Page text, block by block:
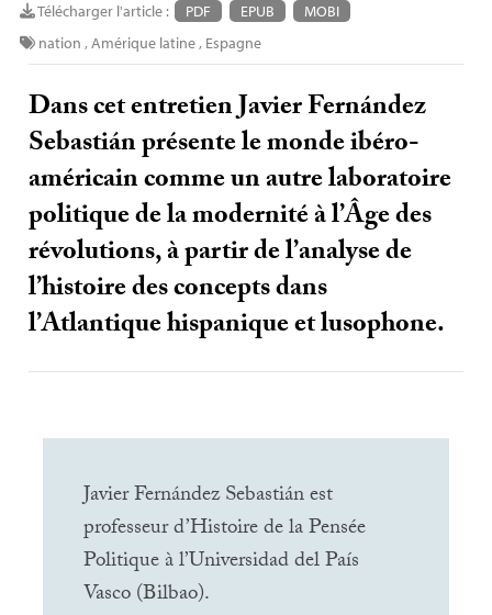
Télécharger l'article : PDF EPUB
MOBI
nation ,Amérique latine, Espagne
Dans cet entretien Javier Fernández
Sebastián présente le monde ibéro-
américain comme un autre laboratoire
politique de la modernité à l’Âge des
révolutions, à partir de l’analyse de
l’histoire des concepts dans
l’Atlantique hispanique et lusophone.
Javier Fernández Sebastián est
professeur d’Histoire de la Pensée
Politique à l’Universidad del País
Vasco (Bilbao).